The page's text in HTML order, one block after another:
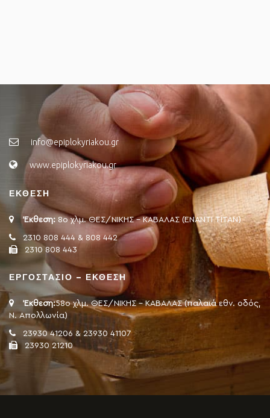
info@epiplokyriakou.gr
www.epiplokyriakou.gr
ΕΚΘΕΣΗ
Έκθεση: 8ο χλμ. ΘΕΣ/ΝΙΚΗΣ - ΚΑΒΑΛΑΣ (ΕΝΑΝΤΙ ΤΙΤΑΝ)
2310 808 444 & 808 442
2310 808 443
ΕΡΓΟΣΤΑΣΙΟ – ΕΚΘΕΣΗ
Έκθεση:58ο χλμ. ΘΕΣ/ΝΙΚΗΣ - ΚΑΒΑΛΑΣ (παλαιά εθν. οδός,
Ν. Απολλωνία)
23930 41206 & 23930 41107
23930 21210